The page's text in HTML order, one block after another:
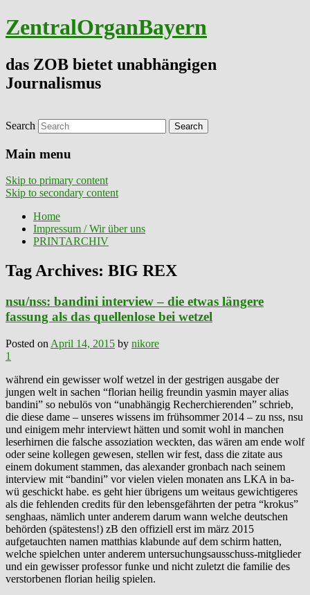
ZentralOrganBayern
das ZOB bietet unabhängigen
Journalismus
Search
Main menu
Skip to primary content
Skip to secondary content
Home
Impressum / Wir über uns
PRINTARCHIV
Tag Archives: BIG REX
nsu/nss: bandini interview – die etwas längere
fassung als das quellenlose bei wetzel
Posted on April 14, 2015 by nikore
1
während ein gewisser wolf wetzel in der gestrigen ausgabe der
jungen welt in sachen “florian heilig freundin yasmin mayer alias
bandini” so nebulös von “unabhängig Recherchierenden” schrieb,
die diese dame – unseres wissens im frühsommer 2014 – zu nss, nsu
und einigem mehr interviewt hätten und somit wohl in manchen
leserhirnen die falsche assoziation weckten, das wären am ende wolf
oder seine kollegen gewesen, stellen wir fest, dass die zitate aus
einem dokument stammen, das alexander gronbach nach seinem
interview mit “bandini” vor vielen vielen monaten ans LKA in ba-
wü geschickt habe. es geht hier übrigens um weitaus gewichtigeres
als die fehlenden credits für den lebensgefährten der petra “krokus”
senghaas, nämlich unter anderem darum wann welche deutschen
behörden (spätestens!) zB den offiziell erst im märz 2015
aufgetauchten namen matthias klabunde auf dem schirm hatten,
welche spielchen unter anderem untersuchungsausschuss-mitglieder
und ein gewisser professor funke und nicht zuletzt die familie des
verstorbenen florian heilig spielen.